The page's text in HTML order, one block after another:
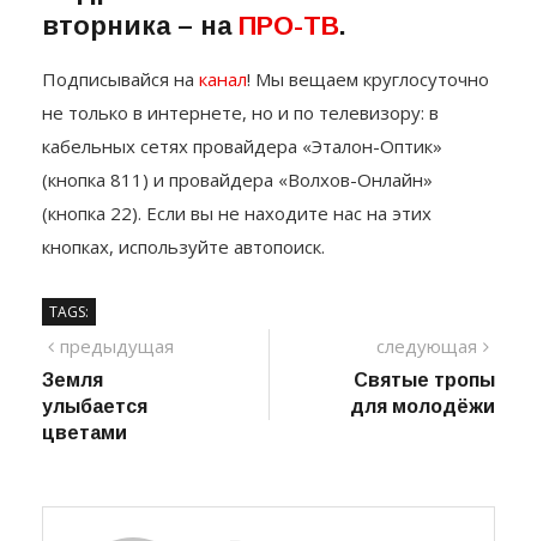
вторника – на ПРО-ТВ.
Подписывайся на канал! Мы вещаем круглосуточно
не только в интернете, но и по телевизору: в
кабельных сетях провайдера «Эталон-Оптик»
(кнопка 811) и провайдера «Волхов-Онлайн»
(кнопка 22). Если вы не находите нас на этих
кнопках, используйте автопоиск.
TAGS:
Навигация
по
записям
предыдущая
Земля
улыбается
цветами
следующая
пост
Святые тропы
для молодёжи